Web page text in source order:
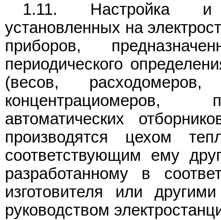
1.11. Настройка и
установленных на
приборов,
периодического
(весов, расходомеров,
концентрациомеров,
автоматических
производятся цехом
соответствующим ему
разработанному в
изготовителя или
руководством